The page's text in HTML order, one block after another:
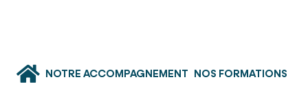
NOTRE ACCOMPAGNEMENT NOS FORMATIONS